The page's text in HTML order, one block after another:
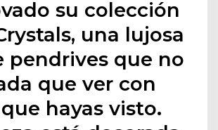
su colección
una lujosa
pendrives que no
que ver con
hayas visto.